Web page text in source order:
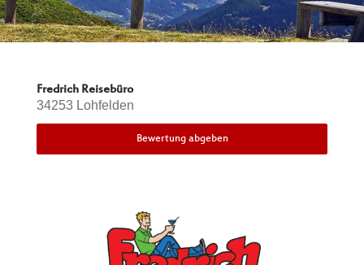
Fredrich Reisebüro
34253 Lohfelden
Bewertung abgeben